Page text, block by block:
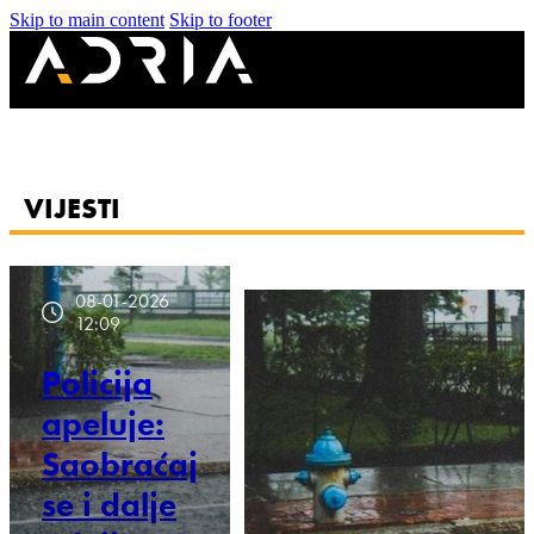
Skip to main content Skip to footer
VIJESTI
08-01-2026
12:09
Policija
apeluje:
Saobraćaj
se i dalje